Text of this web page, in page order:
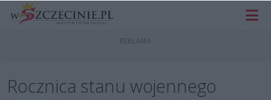
Rocznica stanu wojennego